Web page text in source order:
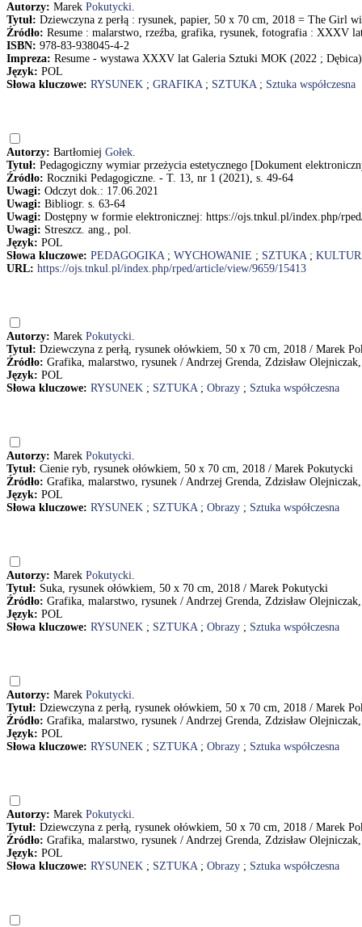
Autorzy: Marek Pokutycki.
Tytuł: Dziewczyna z perłą : rysunek, papier, 50 x 70 cm, 2018 = The Girl
Źródło: Resume : malarstwo, rzeźba, grafika, rysunek, fotografia : XXXV
ISBN: 978-83-938045-4-2
Impreza: Resume - wystawa XXXV lat Galeria Sztuki MOK (2022 ; Dębica)
Język: POL
Słowa kluczowe: RYSUNEK ; GRAFIKA; SZTUKA; Sztuka współczesna
Autorzy: Bartłomiej Gołek.
Tytuł: Pedagogiczny wymiar przeżycia estetycznego [Dokument
Źródło: Roczniki Pedagogiczne. - T. 13, nr 1 (2021), s. 49-64
Uwagi: Odczyt dok.: 17.06.2021
Uwagi: Bibliogr. s. 63-64
Uwagi: Dostępny w formie elektronicznej: https://ojs.tnkul.pl/index.php/
Uwagi: Streszcz. ang., pol.
Język: POL
Słowa kluczowe: PEDAGOGIKA; WYCHOWANIE ; SZTUKA;
URL: https://ojs.tnkul.pl/index.php/rped/article/view/9659/15413
Autorzy: Marek Pokutycki.
Tytuł: Dziewczyna z perłą, rysunek ołówkiem, 50 x 70 cm, 2018 / Marek
Źródło: Grafika, malarstwo, rysunek / Andrzej Grenda, Zdzisław
Język: POL
Słowa kluczowe: RYSUNEK ; SZTUKA; Obrazy ; Sztuka współczesna
Autorzy: Marek Pokutycki.
Tytuł: Cienie ryb, rysunek ołówkiem, 50 x 70 cm, 2018 / Marek Pokutycki
Źródło: Grafika, malarstwo, rysunek / Andrzej Grenda, Zdzisław
Język: POL
Słowa kluczowe: RYSUNEK ; SZTUKA; Obrazy ; Sztuka współczesna
Autorzy: Marek Pokutycki.
Tytuł: Suka, rysunek ołówkiem, 50 x 70 cm, 2018 / Marek Pokutycki
Źródło: Grafika, malarstwo, rysunek / Andrzej Grenda, Zdzisław
Język: POL
Słowa kluczowe: RYSUNEK ; SZTUKA; Obrazy ; Sztuka współczesna
Autorzy: Marek Pokutycki.
Tytuł: Dziewczyna z perłą, rysunek ołówkiem, 50 x 70 cm, 2018 / Marek
Źródło: Grafika, malarstwo, rysunek / Andrzej Grenda, Zdzisław
Język: POL
Słowa kluczowe: RYSUNEK ; SZTUKA; Obrazy ; Sztuka współczesna
Autorzy: Marek Pokutycki.
Tytuł: Dziewczyna z perłą, rysunek ołówkiem, 50 x 70 cm, 2018 / Marek
Źródło: Grafika, malarstwo, rysunek / Andrzej Grenda, Zdzisław
Język: POL
Słowa kluczowe: RYSUNEK ; SZTUKA; Obrazy ; Sztuka współczesna